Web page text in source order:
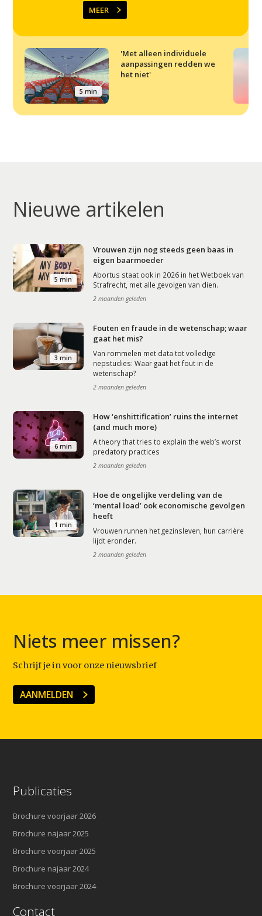
MEER
5 min
'Met alleen individuele
aanpassingen redden we
het niet'
Nieuwe artikelen
5 min
Vrouwen zijn nog steeds geen baas in
eigen baarmoeder
Abortus staat ook in 2026 in het Wetboek van
Strafrecht, met alle gevolgen van dien.
2 maanden geleden
3 min
Fouten en fraude in de wetenschap; waar
gaat het mis?
Van rommelen met data tot volledige
nepstudies: Waar gaat het fout in de
wetenschap?
2 maanden geleden
6 min
How ‘enshittification’ ruins the internet
(and much more)
A theory that tries to explain the web’s worst
predatory practices
2 maanden geleden
1 min
Hoe de ongelijke verdeling van de
‘mental load’ ook economische gevolgen
heeft
Vrouwen runnen het gezinsleven, hun carrière
lijdt eronder.
2 maanden geleden
Niets meer missen?
Schrijf je in voor onze nieuwsbrief
AANMELDEN
Publicaties
Brochure voorjaar 2026
Brochure najaar 2025
Brochure voorjaar 2025
Brochure najaar 2024
Brochure voorjaar 2024
Contact